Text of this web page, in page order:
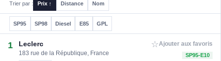
Trier par : Prix ↑ Distance Nom
SP95 SP98 Diesel E85 GPL
1 Leclerc
183 rue de la République, France
☆Ajouter aux favoris
SP95-E10